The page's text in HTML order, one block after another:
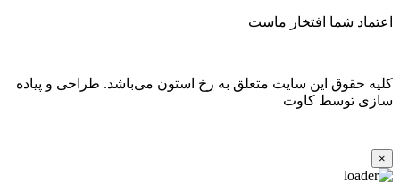
اعتماد شما افتخار ماست
کلیه حقوق این سایت متعلق به رخ استون می‌باشد. طراحی و پیاده
سازی توسط کاوت
×